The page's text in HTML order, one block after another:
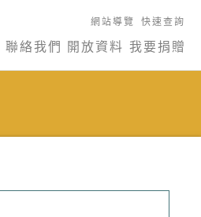
網站導覽 快速查詢
聯絡我們 開放資料 我要捐贈